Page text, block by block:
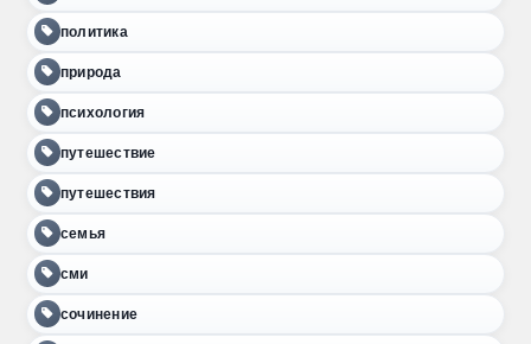
политика
природа
психология
путешествие
путешествия
семья
сми
сочинение